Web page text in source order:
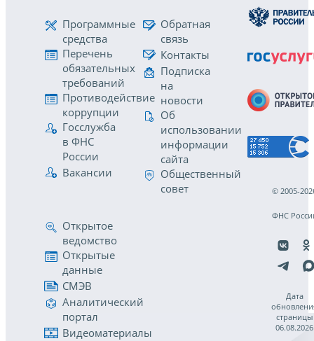
Программные
средства
Перечень
обязательных
требований
Противодействие
коррупции
Госслужба
в ФНС
России
Вакансии
Обратная
связь
Контакты
Подписка
на
новости
Об
использовании
информации
сайта
Общественный
совет
Открытое
ведомство
Открытые
данные
СМЭВ
Аналитический
портал
Видеоматериалы
© 2005-
ФНС
Дата
страницы
06.08.2026